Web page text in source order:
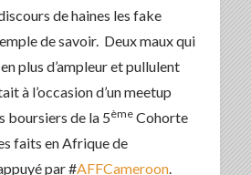
de haines les fake
de savoir. Deux maux qui
plus d’ampleur et pullulent
à l’occasion d’un meetup
boursiers de la 5èmeCohorte
faits en Afrique de
par #AFFCameroon.